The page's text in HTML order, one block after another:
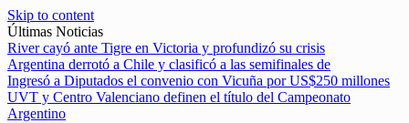
Skip to content
Últimas Noticias
River cayó ante Tigre en Victoria y profundizó su crisis
Argentina derrotó a Chile y clasificó a las semifinales de
Ingresó a Diputados el convenio con Vicuña por US$250 millones
UVT y Centro Valenciano definen el título del Campeonato
Argentino